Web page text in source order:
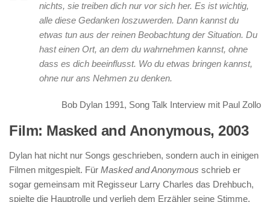
nichts, sie treiben dich nur vor sich her. Es ist wichtig,
alle diese Gedanken loszuwerden. Dann kannst du
etwas tun aus der reinen Beobachtung der Situation. Du
hast einen Ort, an dem du wahrnehmen kannst, ohne
dass es dich beeinflusst. Wo du etwas bringen kannst,
ohne nur ans Nehmen zu denken.
Bob Dylan 1991, Song Talk Interview mit Paul Zollo
Film: Masked and Anonymous, 2003
Dylan hat nicht nur Songs geschrieben, sondern auch in einigen
Filmen mitgespielt. Für Masked and Anonymous schrieb er
sogar gemeinsam mit Regisseur Larry Charles das Drehbuch,
spielte die Hauptrolle und verlieh dem Erzähler seine Stimme.